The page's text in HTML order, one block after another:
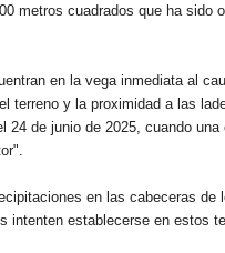
metros cuadrados que ha sido
en la vega inmediata al
terreno y la proximidad a las
24 de junio de 2025, cuando
en las cabeceras de
intenten establecerse en estos